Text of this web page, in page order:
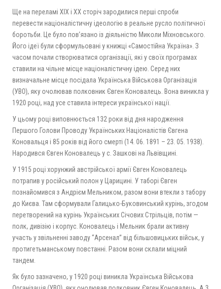
Ще на переламі XIX і XX сторіч зародилися перші спроби
перевести націоналістичну ідеологію в реальне русло політичної
боротьби. Це було пов’язано із діяльністю Миколи Міхновського.
Його ідеї були сформульовані у книжці «Самостійна Україна». З
часом почали створюватися організації, які у своїх програмах
ставили на чільне місце націоналістичну ідею. Серед них
визначальне місце посідала Українська Військова Організація
(УВО), яку очолював полковник Євген Коновалець. Вона виникла у
1920 році, над усе ставила інтереси української нації.
У цьому році виповнюється 132 роки від дня народження
Першого Голови Проводу Українських Націоналістів Євгена
Коновальця і 85 років від його смерті (14. 06. 1891 – 23. 05. 1938).
Народився Євген Коновалець у с. Зашкові на Львівщині.
У 1915 році хорунжий австрійської армії Євген Коновалець
потрапив у російський полон у Царицині. У таборі Євген
познайомився з Андрієм Мельником, разом вони втекли з табору
до Києва. Там сформували Галицько-Буковинський курінь, згодом
перетворений на курінь Українських Січових Стрільців, потім —
полк, дивізію і корпус. Коновалець і Мельник брали активну
участь у звільненні заводу “Арсенал” від більшовицьких військ, у
протигетьманському повстанні. Разом вони склали міцний
тандем.
Як було зазначено, у 1920 році виникла Українська Військова